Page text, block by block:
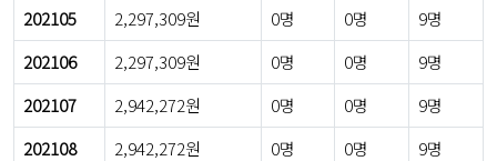
202105
2,297,309원 0명 0명
9명
202106
2,297,309원 0명 0명
9명
202107
2,942,272원 0명 0명
9명
202108
2,942,272원 0명 0명
9명